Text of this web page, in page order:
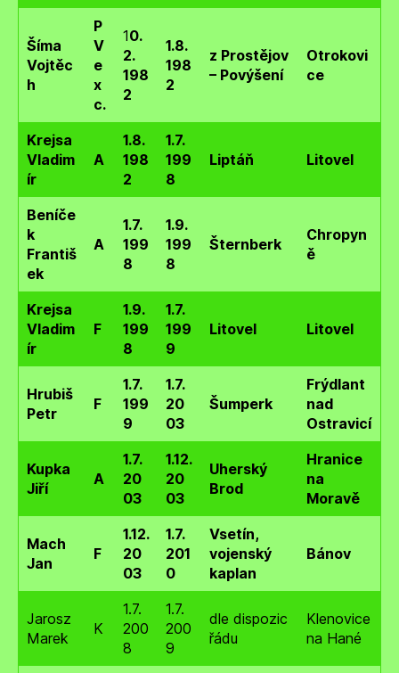
Šíma
Vojtěc
h
P
V
e
x
c.
10.
2.
198
2
1.8.
198
2
z Prostějov
– Povýšení
Otrokovi
ce
Krejsa
Vladim
ír
A
1.8.
198
2
1.7.
199
8
Liptáň Litovel
Beníče
k
Františ
ek
A
1.7.
199
8
1.9.
199
8
Šternberk
Chropyn
ě
Krejsa
Vladim
ír
F
1.9.
199
8
1.7.
199
9
Litovel Litovel
Hrubiš
Petr
F
1.7.
199
9
1.7.
20
03
Šumperk
Frýdlant
nad
Ostravicí
Kupka
Jiří
A
1.7.
20
03
1.12.
20
03
Uherský
Brod
Hranice
na
Moravě
Mach
Jan
F
1.12.
20
03
1.7.
201
0
Vsetín,
vojenský
kaplan
Bánov
Jarosz
Marek
K
1.7.
200
8
1.7.
200
9
dle dispozic
řádu
Klenovice
na Hané